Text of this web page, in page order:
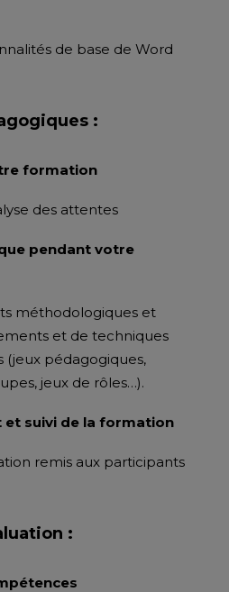
de base de Word
:
formation
des attentes
pendant votre
méthodologiques et
et de techniques
(jeux pédagogiques,
jeux de rôles…).
suivi de la formation
remis aux participants
: